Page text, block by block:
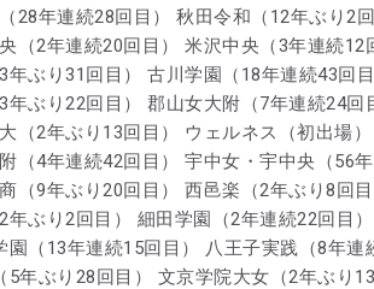
28年連続28回目） 秋田令和（12年ぶり2回
（2年連続20回目） 米沢中央（3年連続12
年ぶり31回目） 古川学園（18年連続43回目
年ぶり22回目） 郡山女大附（7年連続24回
（2年ぶり13回目） ウェルネス（初出場）
（4年連続42回目） 宇中女・宇中央（56年
（9年ぶり20回目） 西邑楽（2年ぶり8回目
年ぶり2回目） 細田学園（2年連続22回目）
園（13年連続15回目） 八王子実践（8年連
5年ぶり28回目） 文京学院大女（2年ぶり13